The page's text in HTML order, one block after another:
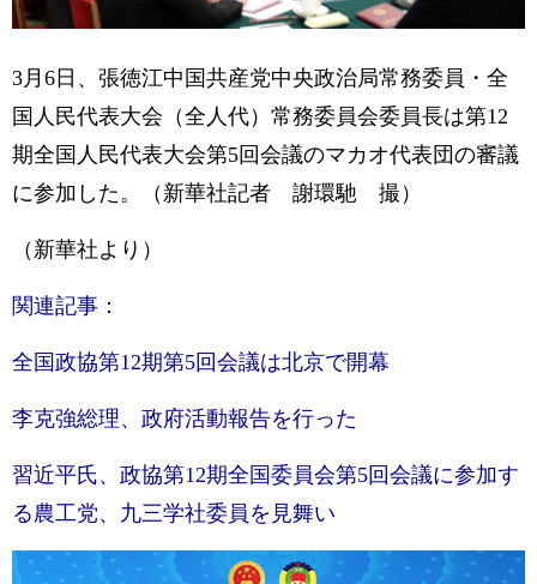
3月6日、張徳江中国共産党中央政治局常務委員・全
国人民代表大会（全人代）常務委員会委員長は第12
期全国人民代表大会第5回会議のマカオ代表団の審議
に参加した。（新華社記者 謝環馳 撮）
（新華社より）
関連記事：
全国政協第12期第5回会議は北京で開幕
李克強総理、政府活動報告を行った
習近平氏、政協第12期全国委員会第5回会議に参加す
る農工党、九三学社委員を見舞い